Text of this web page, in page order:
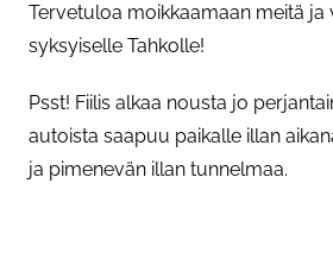
Tervetuloa moikkaamaan meitä ja
syksyiselle Tahkolle!
Psst! Fiilis alkaa nousta jo
autoista saapuu paikalle illan
ja pimenevän illan tunnelmaa.